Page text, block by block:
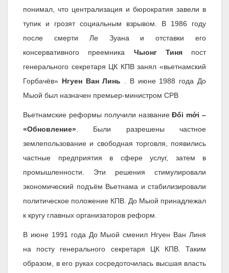
понимал, что централизация и бюрократия завели в
тупик и грозят социальным взрывом. В 1986 году
после смерти Ле Зуана и отставки его
консервативного преемника Чыонг Тиняпост
генерального секретаря ЦК КПВ занял «вьетнамский
Горбачёв» Нгуен Ван Линь . В июне 1988 года До
Мыой был назначен премьер-министром СРВ
Вьетнамские реформы получили названиеĐổi mới –
«Обновление» . Были разрешены частное
землепользование и свободная торговля, появились
частные предприятия в сфере услуг, затем в
промышленности. Эти решения стимулировали
экономический подъём Вьетнама и стабилизировали
политическое положение КПВ. До Мыой принадлежал
к кругу главных организаторов реформ.
В июне 1991 года До Мыой сменил Нгуен Ван Линя
на посту генерального секретаря ЦК КПВ. Таким
образом, в его руках сосредоточилась высшая власть